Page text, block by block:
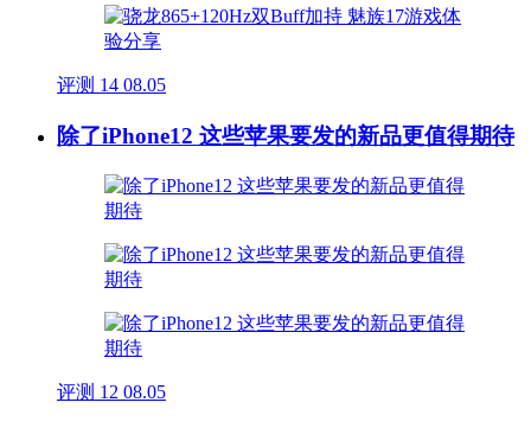
评测 14 08.05
除了iPhone12 这些苹果要发的新品更值得期待
评测 12 08.05